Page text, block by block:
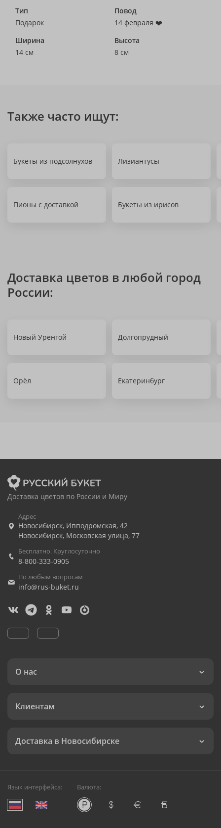
Тип
Подарок
Повод
14 февраля ❤️
Ширина
14 см
Высота
8 см
Также часто ищут:
Букеты из подсолнухов Лизиантусы
Пионы с доставкой Букеты из ирисов
Доставка цветов в любой город
России:
Новый Уренгой Долгопрудный
Орёл Екатеринбург
Доставка цветов по России и Миру
Адрес
Новосибирск, Ипподромская, 42
Новосибирск, Московская улица, 77
Бесплатно. Круглосуточно
8-800-333-0905
По любым вопросам
info@rus-buket.ru
О нас
Клиентам
Доставка в Новосибирске
Язык интерфейса: Валюта: